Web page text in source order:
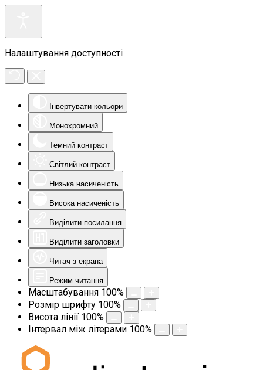
Налаштування доступності
Інвертувати кольори
Монохромний
Темний контраст
Світлий контраст
Низька насиченість
Висока насиченість
Виділити посилання
Виділити заголовки
Читач з екрана
Режим читання
Масштабування 100%
Розмір шрифту 100%
Висота лінії 100%
Інтервал між літерами 100%